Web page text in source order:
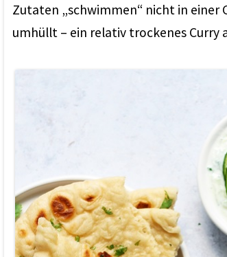
Zutaten „schwimmen“ nicht in einer
umhüllt – ein relativ trockenes Curry